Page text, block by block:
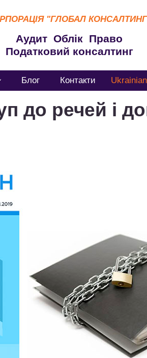
"ГЛОБАЛ
Аудит Облік Право
Податковий консалтинг
Блог Контакти Ukrainian
до речей і